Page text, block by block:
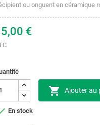
ou onguent en céramique
€
 Ajouter au
En stock